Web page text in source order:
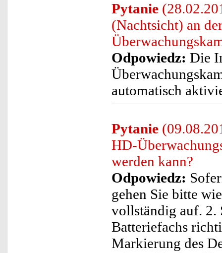
Pytanie
(Nachtsicht) an
Odpowiedz: Die
automatisch
Pytanie
HD-
werden kann?
Odpowiedz:
gehen Sie bitte
vollständig auf. 2.
Batteriefachs
Markierung des